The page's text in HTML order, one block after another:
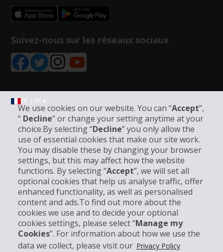
We use cookies on our website. You can “Accept”,
“ Decline” or change your setting anytime at your
choice.By selecting “Decline” you only allow the
use of essential cookies that make our site work.
You may disable these by changing your browser
settings, but this may affect how the website
functions. By selecting “Accept”, we will set all
optional cookies that help us analyse traffic, offer
enhanced functionality, as well as personalised
content and ads.To find out more about the
cookies we use and to decide your optional
cookies settings, please select “Manage my
Cookies”. For information about how we use the
data we collect, please visit our Privacy Policy
Suivez-nous sur les réseaux sociaux
FR | FR ▾
Informations sur l'entreprise
Entreprise
Support client
Réserver avec Hertz